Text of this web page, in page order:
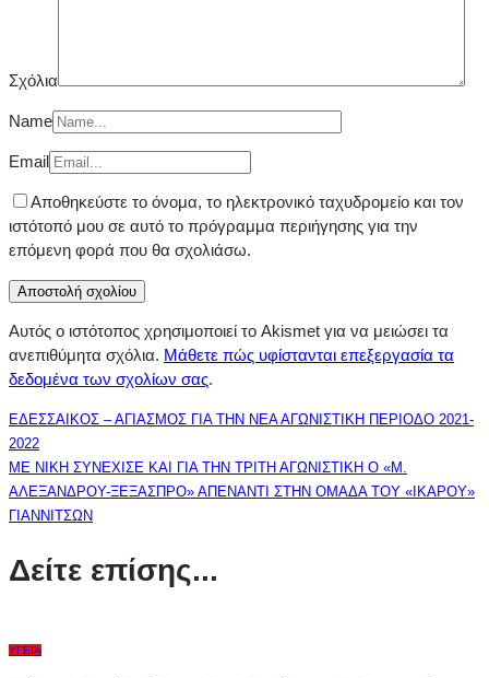
Σχόλια
Name
Email
Αποθηκεύστε το όνομα, το ηλεκτρονικό ταχυδρομείο και τον
ιστότοπό μου σε αυτό το πρόγραμμα περιήγησης για την
επόμενη φορά που θα σχολιάσω.
Αυτός ο ιστότοπος χρησιμοποιεί το Akismet για να μειώσει τα
ανεπιθύμητα σχόλια. Μάθετε πώς υφίστανται επεξεργασία τα
δεδομένα των σχολίων σας.
ΕΔΕΣΣΑΙΚΟΣ – ΑΓΙΑΣΜΟΣ ΓΙΑ ΤΗΝ ΝΕΑ ΑΓΩΝΙΣΤΙΚΗ ΠΕΡΙΟΔΟ 2021-
2022
ΜΕ ΝΙΚΗ ΣΥΝΕΧΙΣΕ ΚΑΙ ΓΙΑ ΤΗΝ ΤΡΙΤΗ ΑΓΩΝΙΣΤΙΚΗ Ο «Μ.
ΑΛΕΞΑΝΔΡΟΥ-ΞΕΞΑΣΠΡΟ» ΑΠΕΝΑΝΤΙ ΣΤΗΝ ΟΜΑΔΑ ΤΟΥ «ΙΚΑΡΟΥ»
ΓΙΑΝΝΙΤΣΩΝ
Δείτε επίσης...
ΥΓΕΊΑ